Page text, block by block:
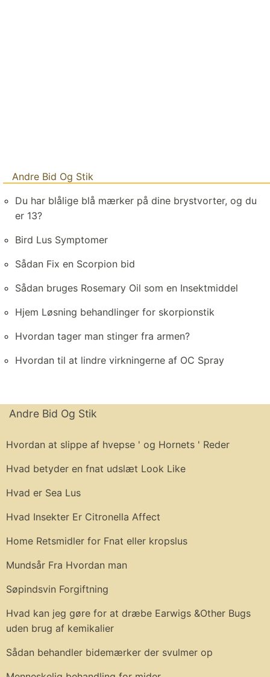
Andre Bid Og Stik
Du har blålige blå mærker på dine brystvorter, og du
er 13?
Bird Lus Symptomer
Sådan Fix en Scorpion bid
Sådan bruges Rosemary Oil som en Insektmiddel
Hjem Løsning behandlinger for skorpionstik
Hvordan tager man stinger fra armen?
Hvordan til at lindre virkningerne af OC Spray
Andre Bid Og Stik
Hvordan at slippe af hvepse ' og Hornets ' Reder
Hvad betyder en fnat udslæt Look Like
Hvad er Sea Lus
Hvad Insekter Er Citronella Affect
Home Retsmidler for Fnat eller kropslus
Mundsår Fra Hvordan man
Søpindsvin Forgiftning
Hvad kan jeg gøre for at dræbe Earwigs &Other Bugs
uden brug af kemikalier
Sådan behandler bidemærker der svulmer op